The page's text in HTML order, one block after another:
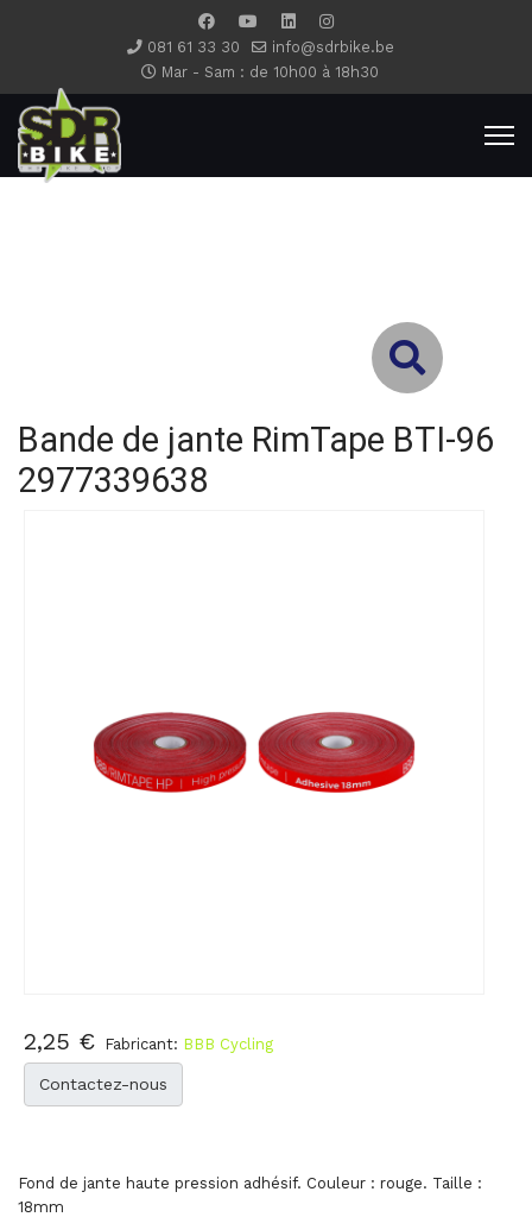
081 61 33 30
info@sdrbike.be
Mar - Sam : de 10h00 à 18h30
Bande de jante RimTape BTI-96
2977339638
2,25 € Fabricant: BBB Cycling
Contactez-nous
Fond de jante haute pression adhésif. Couleur : rouge. Taille :
18mm